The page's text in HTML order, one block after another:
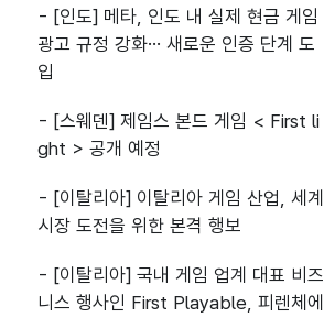
- [인도] 메타, 인도 내 실제 현금 게임
광고 규정 강화… 새로운 인증 단계 도
입
- [스웨덴] 제임스 본드 게임 < First li
ght > 공개 예정
- [이탈리아] 이탈리아 게임 산업, 세계
시장 도전을 위한 본격 행보
- [이탈리아] 국내 게임 업계 대표 비즈
니스 행사인 First Playable, 피렌체에